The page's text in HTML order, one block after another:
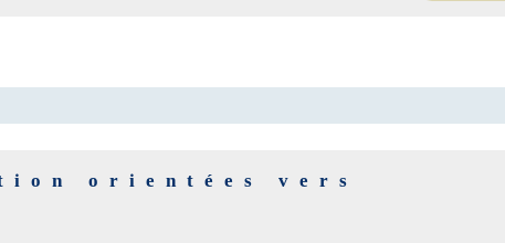
orientées vers